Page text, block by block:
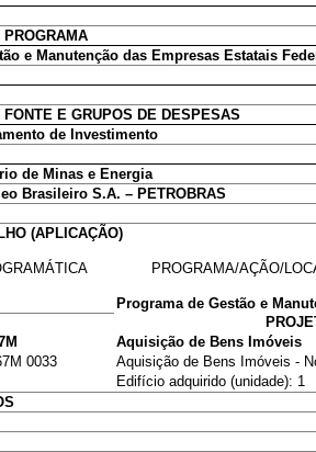
e Manutenção das Empresas Estatais
E GRUPOS DE DESPESAS
de Investimento
de Minas e Energia
Brasileiro S.A. – PETROBRAS
(APLICAÇÃO)
PROGRAMA/AÇÃO/
Programa de Gestão e
Aquisição de Bens Imóveis
0033
Aquisição de Bens Imóveis -
Edifício adquirido (unidade): 1